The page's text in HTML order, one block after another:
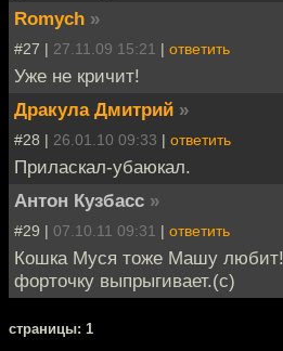
Romych »
#27 | 27.11.09 15:21 | ответить
Уже не кричит!
Дракула Дмитрий »
#28 | 26.01.10 09:33 | ответить
Приласкал-убаюкал.
Антон Кузбасс »
#29 | 07.10.11 09:31 | ответить
Кошка Муся тоже Машу любит!
форточку выпрыгивает.(с)
cтраницы: 1